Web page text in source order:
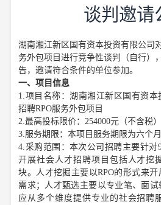
谈判邀请
湖南湘江新区国有资本投资有限公司
务外包项目进行竞争性谈判 （ 自行）
告，邀请符合条件的单位参加。
一、项目信息
1.项目名称：湖南湘江新区国有资本
招聘RPO服务外包项目
2.最高投标限价：254000元（不含税）
3 .服务期限 ：本项目服务期限为六个
4 采购范围：本次公司招聘主要针对
开展社会人才招聘项目包括人才挖
块。人才挖掘主要以RPO的形式来
需求；人才甄选主要以专业笔、面
应从 多个维度提供专业的社会招聘